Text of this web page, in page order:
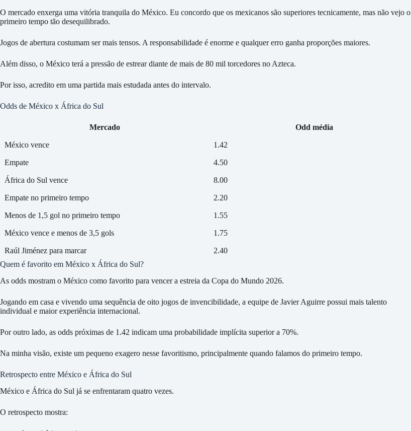
O mercado enxerga uma vitória tranquila do México. Eu concordo que os mexicanos são superiores tecnicamente, mas não vejo o
primeiro tempo tão desequilibrado.
Jogos de abertura costumam ser mais tensos. A responsabilidade é enorme e qualquer erro ganha proporções maiores.
Além disso, o México terá a pressão de estrear diante de mais de 80 mil torcedores no Azteca.
Por isso, acredito em uma partida mais estudada antes do intervalo.
Odds de México x África do Sul
Mercado Odd média
México vence 1.42
Empate 4.50
África do Sul vence 8.00
Empate no primeiro tempo 2.20
Menos de 1,5 gol no primeiro tempo 1.55
México vence e menos de 3,5 gols 1.75
Raúl Jiménez para marcar
2.40
Quem é favorito em México x África do Sul?
As odds mostram o México como favorito para vencer a estreia da Copa do Mundo 2026.
Jogando em casa e vivendo uma sequência de oito jogos de invencibilidade, a equipe de Javier Aguirre possui mais talento
individual e maior experiência internacional.
Por outro lado, as odds próximas de 1.42 indicam uma probabilidade implícita superior a 70%.
Na minha visão, existe um pequeno exagero nesse favoritismo, principalmente quando falamos do primeiro tempo.
Retrospecto entre México e África do Sul
México e África do Sul já se enfrentaram quatro vezes.
O retrospecto mostra: